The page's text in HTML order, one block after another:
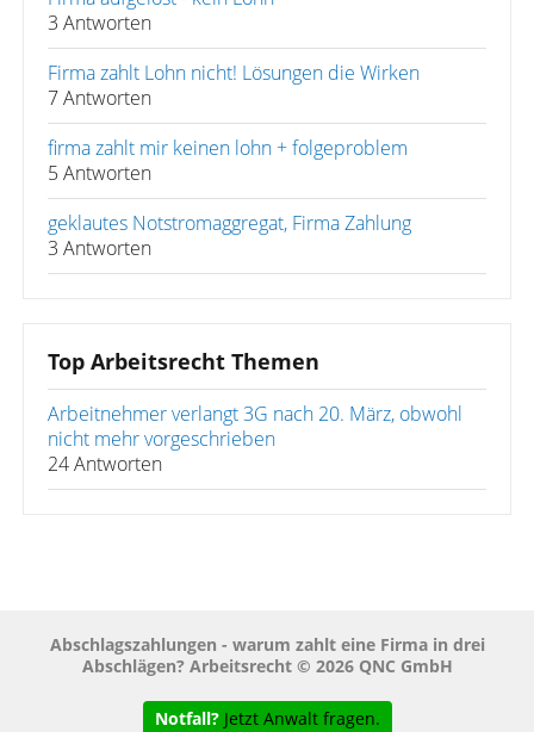
3 Antworten
Firma zahlt Lohn nicht! Lösungen die Wirken
7 Antworten
firma zahlt mir keinen lohn + folgeproblem
5 Antworten
geklautes Notstromaggregat, Firma Zahlung
3 Antworten
Top Arbeitsrecht Themen
Arbeitnehmer verlangt 3G nach 20. März, obwohl
nicht mehr vorgeschrieben
24 Antworten
Abschlagszahlungen - warum zahlt eine Firma in drei
Abschlägen? Arbeitsrecht © 2026 QNC GmbH
Notfall? Jetzt Anwalt fragen.